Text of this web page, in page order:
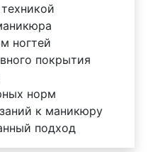
ногтей
покрытия
норм
к маникюру
подход